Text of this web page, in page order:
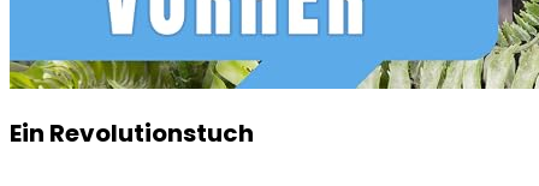
Ein Revolutionstuch